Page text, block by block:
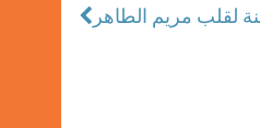
لقلب مريم الطاهر